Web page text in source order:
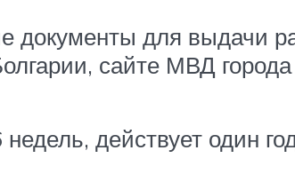
документы для выдачи
сайте МВД
действует один